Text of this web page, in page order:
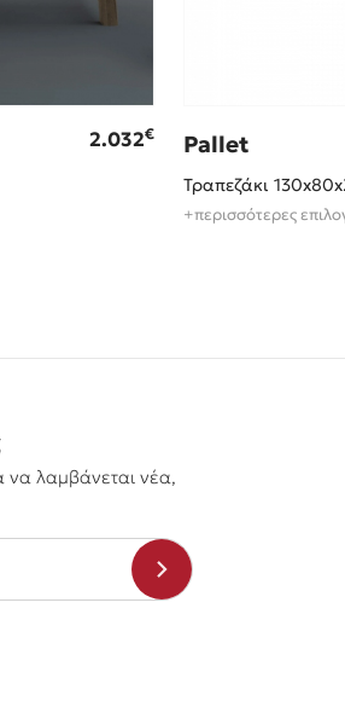
2.032€ Pallet
Τραπεζάκι
+περισσότερες
λαμβάνεται νέα,